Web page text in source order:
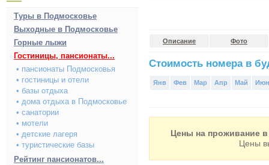
Туры в Подмосковье
Выходные в Подмосковье
Горные лыжи
Гостиницы, пансионаты...
• пансионаты Подмосковья
• гостиницы и отели
• базы отдыха
• дома отдыха в Подмосковье
• санатории
• мотели
• детские лагеря
• туристические базы
Рейтинг пансионатов...
Описание Фото
Стоимость номера в
Янв Фев Мар Апр Май Июн
Цены на проживание в
Цены